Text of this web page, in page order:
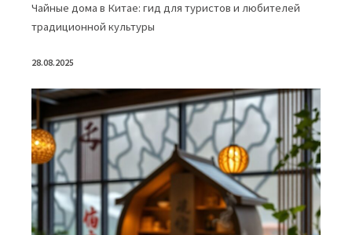
Чайные дома в Китае: гид для туристов и любителей
традиционной культуры
28.08.2025